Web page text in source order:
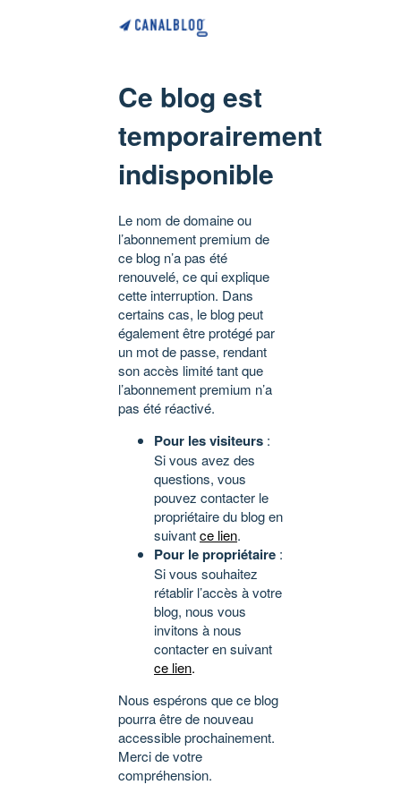
Ce blog est
temporairement
indisponible
Le nom de domaine ou
l’abonnement premium de
ce blog n’a pas été
renouvelé, ce qui explique
cette interruption. Dans
certains cas, le blog peut
également être protégé par
un mot de passe, rendant
son accès limité tant que
l’abonnement premium n’a
pas été réactivé.
Pour les visiteurs :
Si vous avez des
questions, vous
pouvez contacter le
propriétaire du blog en
suivantce lien.
Pour le propriétaire :
Si vous souhaitez
rétablir l’accès à votre
blog, nous vous
invitons à nous
contacter en suivant
ce lien.
Nous espérons que ce blog
pourra être de nouveau
accessible prochainement.
Merci de votre
compréhension.